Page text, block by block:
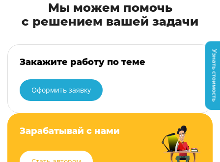
Мы можем помочь
с решением вашей задачи
Закажите работу по теме
Оформить заявку
Зарабатывай с нами
Узнать стоимость